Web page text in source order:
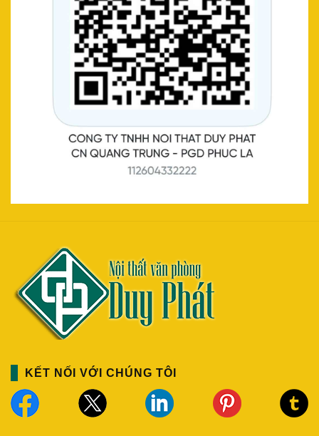
KẾT NỐI VỚI CHÚNG TÔI